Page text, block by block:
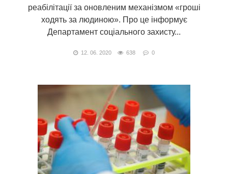
реабілітації за оновленим механізмом «гроші
ходять за людиною». Про це інформує
Департамент соціального захисту...
12. 06. 2020 638 0